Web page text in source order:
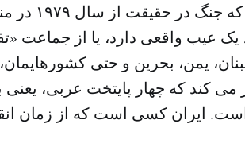
نمی شود،
یک عیب واقعی دارد، یا از جماعت
یمن، بحرین و حتی
می کند که چهار پایتخت عربی،
ایران کسی است که از زمان